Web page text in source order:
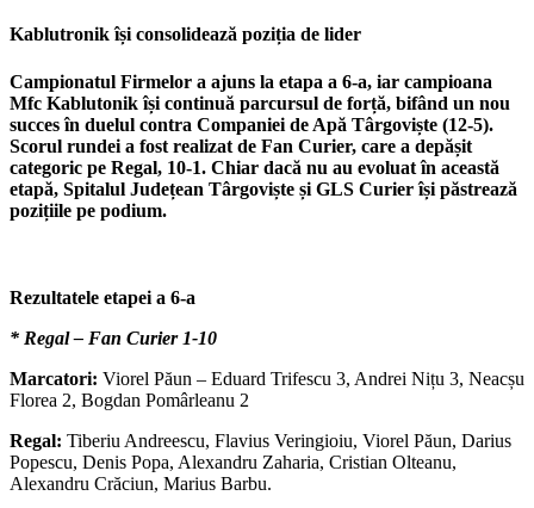
Kablutronik își consolidează poziția de lider
Campionatul Firmelor a ajuns la etapa a 6-a, iar campioana
Mfc Kablutonikîși continuă parcursul de forță, bifând un nou
succes în duelul contra Companiei de Apă Târgoviște (12-5).
Scorul rundei a fost realizat de Fan Curier, care a depășit
categoric pe Regal, 10-1. Chiar dacă nu au evoluat în această
etapă, Spitalul Județean Târgoviște și GLS Curier își păstrează
pozițiile pe podium.
Rezultatele etapei a 6-a
* Regal – Fan Curier 1-10
Marcatori: Viorel Păun – Eduard Trifescu 3, Andrei Nițu 3, Neacșu
Florea 2, Bogdan Pomârleanu 2
Regal: Tiberiu Andreescu, Flavius Veringioiu, Viorel Păun, Darius
Popescu, Denis Popa, Alexandru Zaharia, Cristian Olteanu,
Alexandru Crăciun, Marius Barbu.